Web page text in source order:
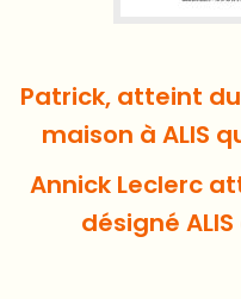
Patrick, atteint du
maison à ALIS
Annick Leclerc
désigné